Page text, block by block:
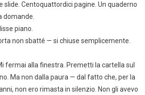
slide. Centoquattordici pagine. Un quaderno
domande.
piano.
non sbatté — si chiuse semplicemente.
fermai alla finestra. Premetti la cartella sul
Ma non dalla paura — dal fatto che, per la
non ero rimasta in silenzio. Non gli avevo